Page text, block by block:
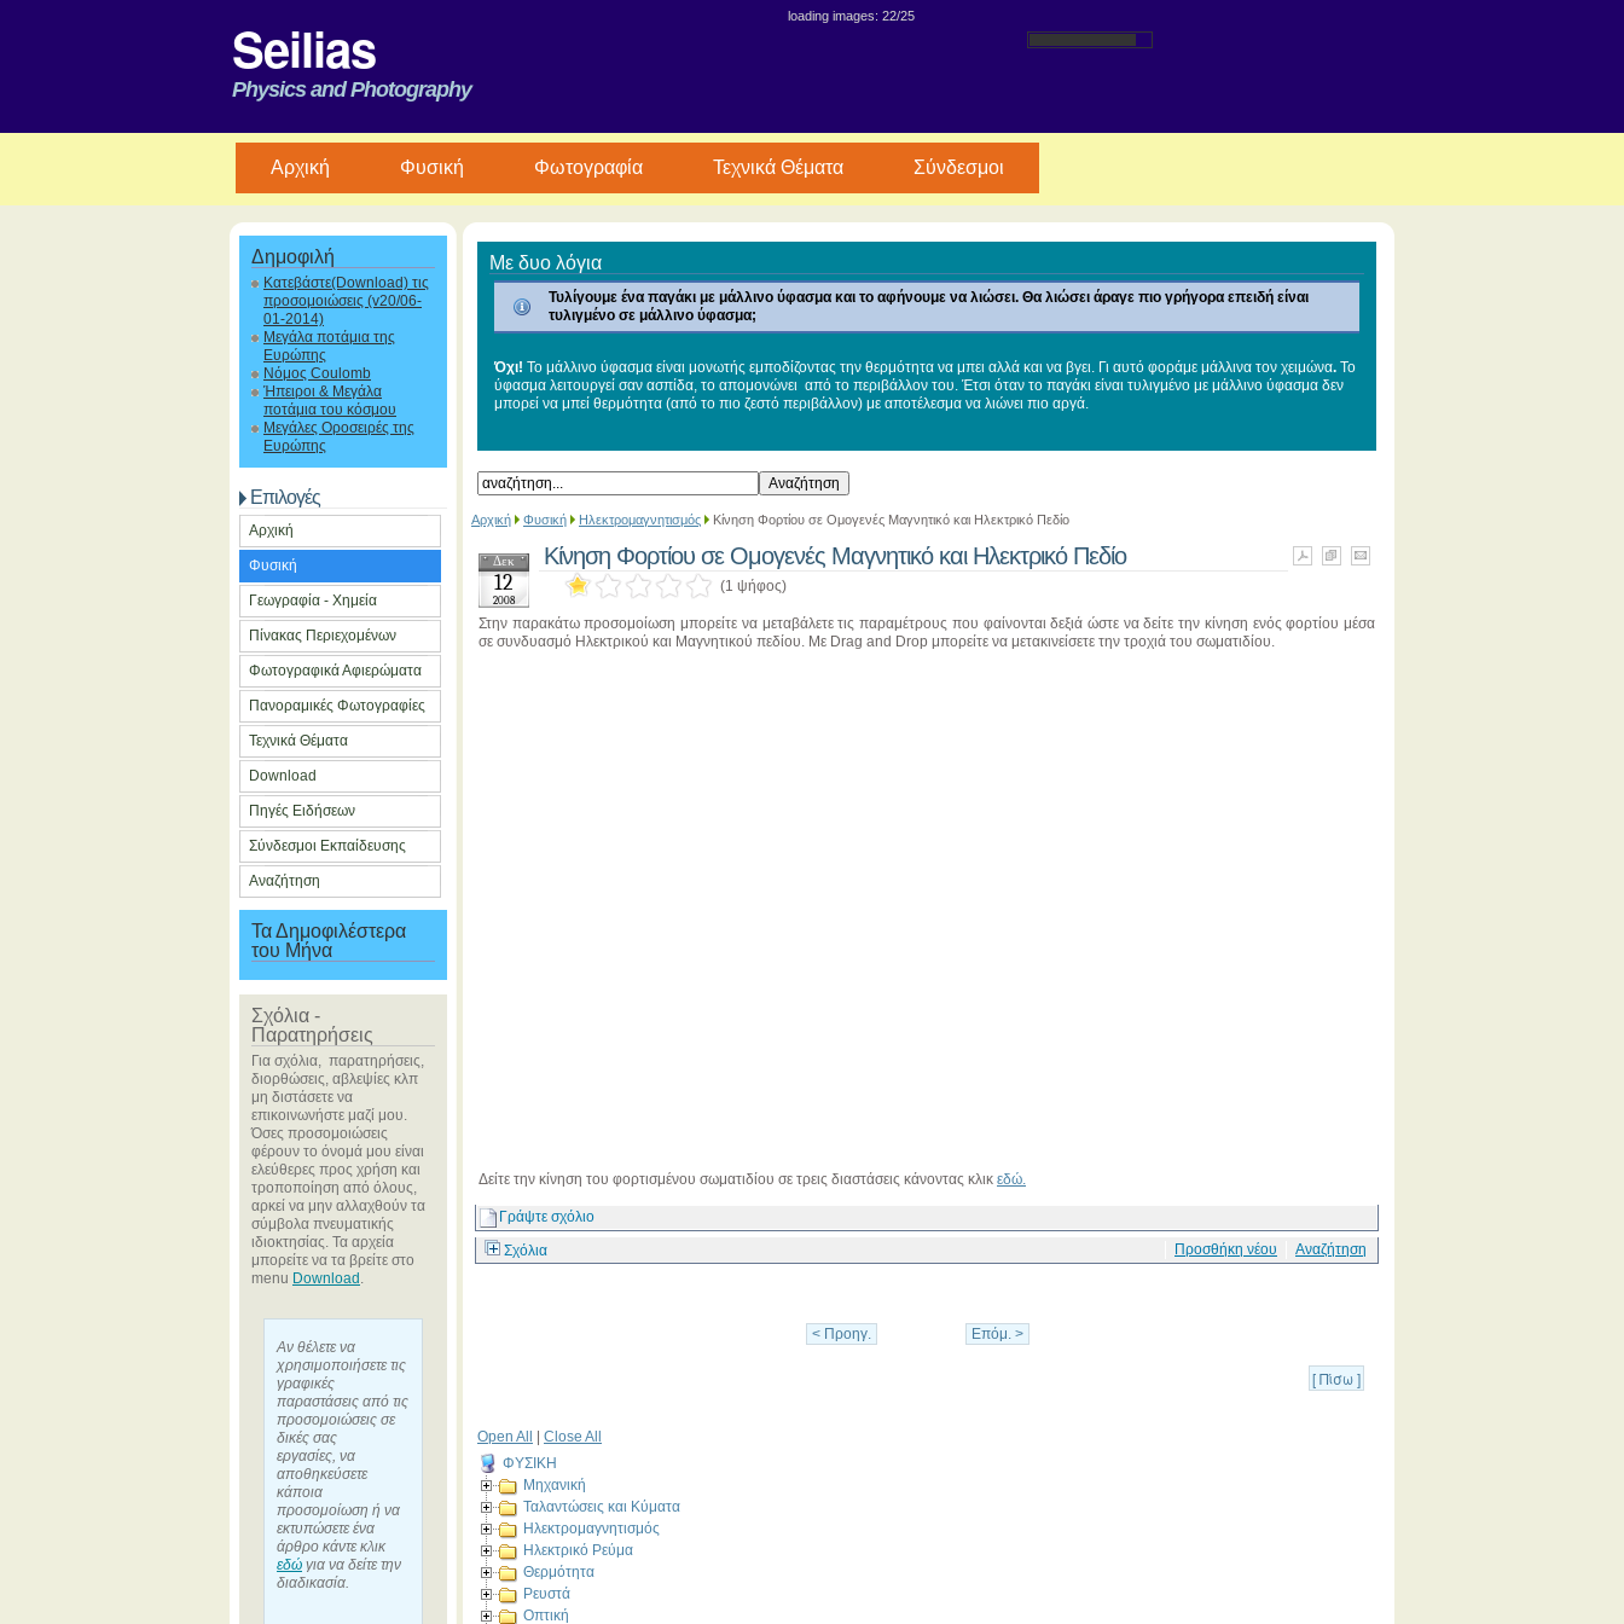
loading images: 22/25
Seilias
Physics and Photography
Aρχική Φυσική Φωτογραφία Τεχνικά Θέματα Σύνδεσμοι
Δημοφιλή
Κατεβάστε(Download) τις
προσομοιώσεις (v20/06-
01-2014)
Μεγάλα ποτάμια της
Ευρώπης
Νόμος Coulomb
Ήπειροι & Μεγάλα
ποτάμια του κόσμου
Μεγάλες Οροσειρές της
Ευρώπης
Επιλογές
Αρχική
Φυσική
Γεωγραφία - Χημεία
Πίνακας Περιεχομένων
Φωτογραφικά Αφιερώματα
Πανοραμικές Φωτογραφίες
Τεχνικά Θέματα
Download
Πηγές Ειδήσεων
Σύνδεσμοι Εκπαίδευσης
Αναζήτηση
Τα Δημοφιλέστερα
του Μήνα
Σχόλια -
Παρατηρήσεις
Για σχόλια, παρατηρήσεις,
διορθώσεις, αβλεψίες κλπ
μη διστάσετε να
επικοινωνήστε μαζί μου.
Όσες προσομοιώσεις
φέρουν το όνομά μου είναι
ελεύθερες προς χρήση και
τροποποίηση από όλους,
αρκεί να μην αλλαχθούν τα
σύμβολα πνευματικής
ιδιοκτησίας. Τα αρχεία
μπορείτε να τα βρείτε στο
menu Download .
Αν θέλετε να
χρησιμοποιήσετε τις
γραφικές
παραστάσεις από τις
προσομοιώσεις σε
δικές σας
εργασίες, να
αποθηκεύσετε
κάποια
προσομοίωση ή να
εκτυπώσετε ένα
άρθρο κάντε κλικ
εδώ για να δείτε την
διαδικασία.
Με δυο λόγια
Τυλίγουμε ένα παγάκι με μάλλινο ύφασμα και το αφήνουμε να λιώσει. Θα λιώσει άραγε πιο γρήγορα επειδή είναι
τυλιγμένο σε μάλλινο ύφασμα;
Όχι! Το μάλλινο ύφασμα είναι μονωτής εμποδίζοντας την θερμότητα να μπει αλλά και να βγει. Γι αυτό φοράμε μάλλινα τον χειμώνα. Το
ύφασμα λειτουργεί σαν ασπίδα, το απομονώνει από το περιβάλλον του. Έτσι όταν το παγάκι είναι τυλιγμένο με μάλλινο ύφασμα δεν
μπορεί να μπεί θερμότητα (από το πιο ζεστό περιβάλλον) με αποτέλεσμα να λιώνει πιο αργά.
Αρχική Φυσική Ηλεκτρομαγνητισμός Κίνηση Φορτίου σε Ομογενές Μαγνητικό και Ηλεκτρικό Πεδίο
Δεκ
12
2008
Κίνηση Φορτίου σε Ομογενές Μαγνητικό και Ηλεκτρικό Πεδίο
(1 ψήφος)
Στην παρακάτω προσομοίωση μπορείτε να μεταβάλετε τις παραμέτρους που φαίνονται δεξιά ώστε να δείτε την κίνηση ενός φορτίου μέσα
σε συνδυασμό Ηλεκτρικού και Μαγνητικού πεδίου. Με Drag and Drop μπορείτε να μετακινείσετε την τροχιά του σωματιδίου.
Δείτε την κίνηση του φορτισμένου σωματιδίου σε τρεις διαστάσεις κάνοντας κλικ εδώ.
Γράψτε σχόλιο
Σχόλια
Προσθήκη νέου Αναζήτηση
< Προηγ. Επόμ. >
[ Πίσω ]
Open All
Close All
ΦΥΣΙΚΗ
Μηχανική
Ταλαντώσεις και Κύματα
Ηλεκτρομαγνητισμός
Ηλεκτρικό Ρεύμα
Θερμότητα
Ρευστά
Οπτική